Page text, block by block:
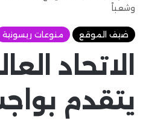
وشعباً
ضيف الموقع منوعات ريسونية
الاتحاد
يتقدم